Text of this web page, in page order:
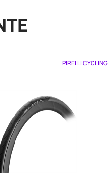
PIRELLI CYCLING